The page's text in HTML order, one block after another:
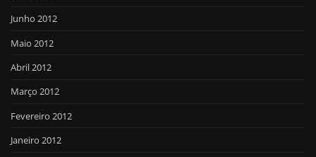
Junho 2012
Maio 2012
Abril 2012
Março 2012
Fevereiro 2012
Janeiro 2012